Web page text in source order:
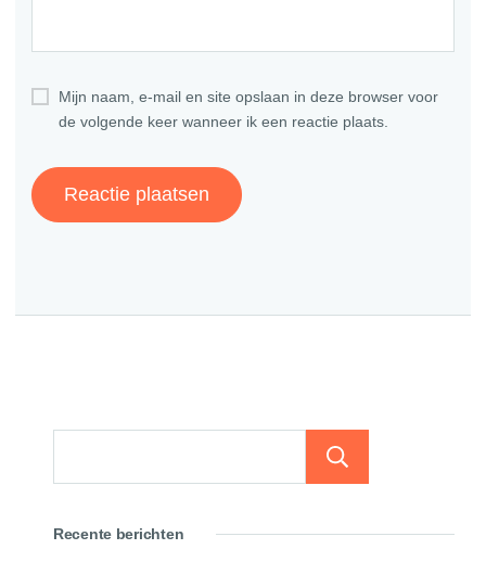
Mijn naam, e-mail en site opslaan in deze browser voor
de volgende keer wanneer ik een reactie plaats.
Recente berichten